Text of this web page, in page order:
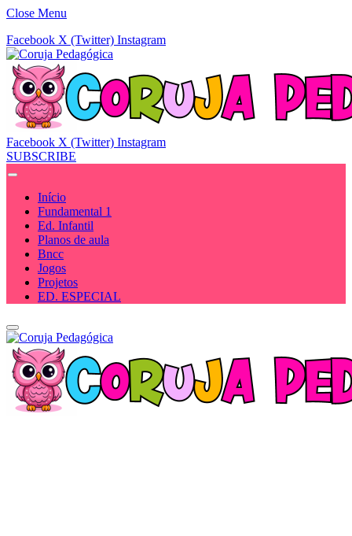
Close Menu
Facebook X (Twitter) Instagram
Facebook X (Twitter) Instagram
SUBSCRIBE
Início
Fundamental 1
Ed. Infantil
Planos de aula
Bncc
Jogos
Projetos
ED. ESPECIAL